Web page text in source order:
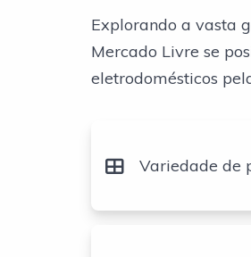
Explorando a vasta
Mercado Livre se
eletrodomésticos
Variedade de